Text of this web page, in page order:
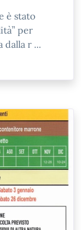
è stato
per
dalla r ...